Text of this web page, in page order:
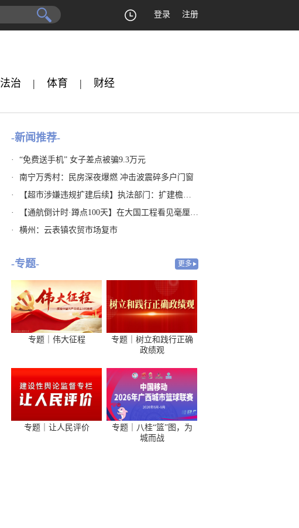
登录 注册
法治 | 体育 | 财经
-新闻推荐-
·
“免费送手机” 女子差点被骗9.3万元
·
南宁万秀村：民房深夜爆燃 冲击波震碎多户门窗
·
【超市涉嫌违规扩建后续】执法部门：扩建檐廊涉嫌违建 是否占地有待认定
·
【通航倒计时·蹲点100天】在大国工程看见毫厘之“精”
·
横州：云表镇农贸市场复市
-专题- 更多
专题｜伟大征程
专题｜树立和践行正确
政绩观
专题｜让人民评价
专题｜八桂“篮”图，为
城而战